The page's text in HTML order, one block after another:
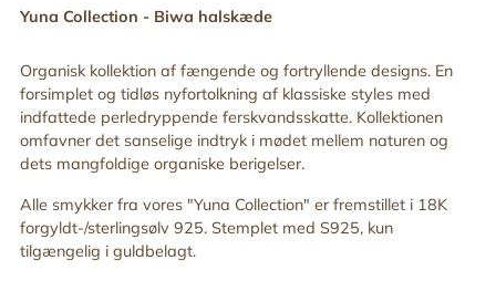
indkøbskurv
Yuna Collection - Biwa halskæde
Organisk kollektion af fængende og fortryllende designs. En
forsimplet og tidløs nyfortolkning af klassiske styles med
indfattede perledryppende ferskvandsskatte. Kollektionen
omfavner det sanselige indtryk i mødet mellem naturen og
dets mangfoldige organiske berigelser.
Alle smykker fra vores "Yuna Collection" er fremstillet i 18K
forgyldt-/sterlingsølv 925. Stemplet med S925, kun
tilgængelig i guldbelagt.